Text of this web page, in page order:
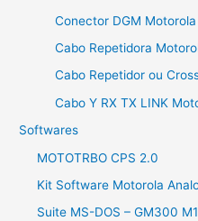
Conector DGM
Cabo Repetidora
Cabo Repetidor ou
Cabo Y RX TX LINK
Softwares
MOTOTRBO CPS 2.0
Kit Software Motorola
Suite MS-DOS – GM300